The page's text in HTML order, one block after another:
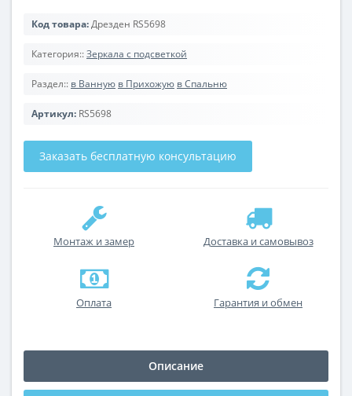
Код товара:Дрезден RS5698
Категория::Зеркала с подсветкой
Раздел:: в Ванную в Прихожую в Спальню
Артикул: RS5698
Заказать бесплатную консультацию
Монтаж и замер Доставка и самовывоз
Оплата Гарантия и обмен
Описание